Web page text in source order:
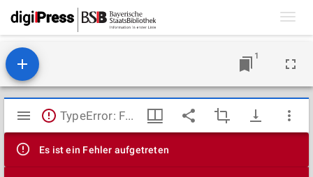
1
Mirador
Viewer
TypeError: Failed to fetch
Es ist ein Fehler aufgetreten